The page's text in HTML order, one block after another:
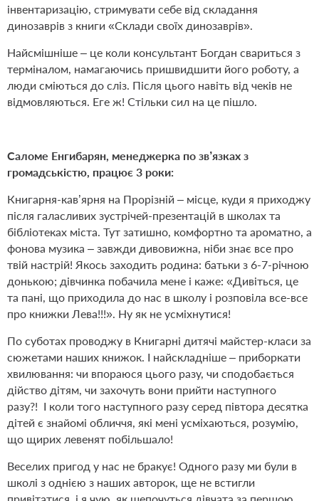
інвентаризацію, стримувати себе від складання
динозаврів з книги «Склади своїх динозаврів».
Найсмішніше – це коли консультант Богдан свариться з
терміналом, намагаючись пришвидшити його роботу, а
люди сміються до сліз. Після цього навіть від чеків не
відмовляються. Еге ж! Стільки сил на це пішло.
Саломе Енгибарян, менеджерка по зв’язках з
громадськістю, працює 3 роки:
Книгарня-кав’ярня на Прорізній – місце, куди я приходжу
після галасливих зустрічей-презентацій в школах та
бібліотеках міста. Тут затишно, комфортно та ароматно, а
фонова музика – завжди дивовижна, ніби знає все про
твій настрій! Якось заходить родина: батьки з 6-7-річною
донькою; дівчинка побачила мене і каже: «Дивіться, це
та пані, що приходила до нас в школу і розповіла все-все
про книжки Лева!!!». Ну як не усміхнутися!
По суботах проводжу в Книгарні дитячі майстер-класи за
сюжетами наших книжок. І найскладніше – приборкати
хвилювання: чи впораюся цього разу, чи сподобається
дійство дітям, чи захочуть вони прийти наступного
разу?! І коли того наступного разу серед півтора десятка
дітей є знайомі обличчя, які мені усміхаються, розумію,
що щирих левенят побільшало!
Веселих пригод у нас не бракує! Одного разу ми були в
школі з однією з наших авторок, ще не встигли